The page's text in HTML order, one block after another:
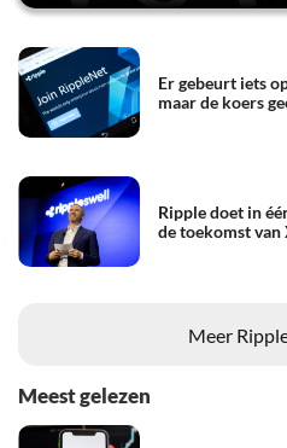
Er gebeurt iets
maar de koers
Ripple doet in
de toekomst van
Meer
Meest gelezen